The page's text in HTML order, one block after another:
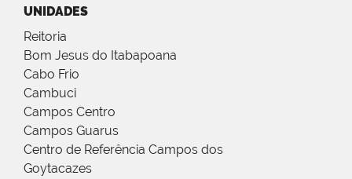
UNIDADES
Reitoria
Bom Jesus do Itabapoana
Cabo Frio
Cambuci
Campos Centro
Campos Guarus
Centro de Referência Campos dos
Goytacazes